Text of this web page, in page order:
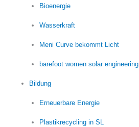
Bioenergie
Wasserkraft
Meni Curve bekommt Licht
barefoot women solar engineering
Bildung
Erneuerbare Energie
Plastikrecycling in SL